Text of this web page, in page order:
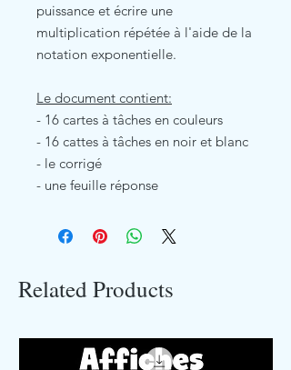
puissance et écrire une
multiplication répétée à l'aide de la
notation exponentielle.
Le document contient:
- 16 cartes à tâches en couleurs
- 16 cattes à tâches en noir et blanc
- le corrigé
- une feuille réponse
Related Products